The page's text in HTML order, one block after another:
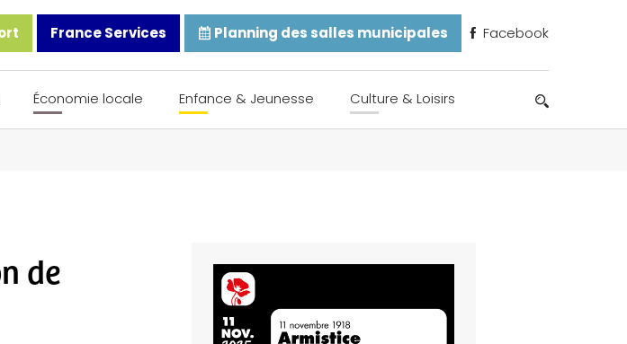
France Services Planning des salles municipales Facebook
Économie locale Enfance & Jeunesse Culture & Loisirs
de